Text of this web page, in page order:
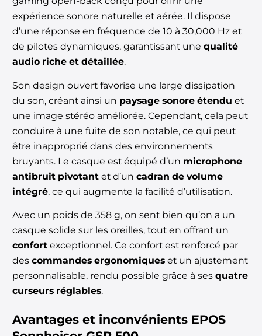
expérience sonore naturelle et aérée. Il dispose
d’une réponse en fréquence de 10 à 30,000 Hz et
de pilotes dynamiques, garantissant une qualité
audio riche et détaillée.
Son design ouvert favorise une large dissipation
du son, créant ainsi un paysage sonore étendu et
une image stéréo améliorée. Cependant, cela peut
conduire à une fuite de son notable, ce qui peut
être inapproprié dans des environnements
bruyants. Le casque est équipé d’un microphone
antibruit pivotant et d’un cadran de volume
intégré, ce qui augmente la facilité d’utilisation.
Avec un poids de 358 g, on sent bien qu’on a un
casque solide sur les oreilles, tout en offrant un
confort exceptionnel. Ce confort est renforcé par
des commandes ergonomiques et un ajustement
personnalisable, rendu possible grâce à ses quatre
curseurs réglables.
Avantages et inconvénients EPOS